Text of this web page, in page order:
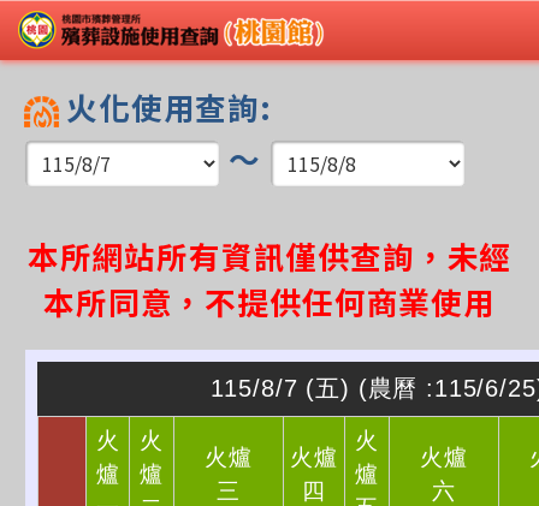
火化使用查詢:
～
本所網站所有資訊僅供查詢，未經
本所同意，不提供任何商業使用
115/8/7 (五) (農曆 :115/6/
火
爐
火
爐
火爐
三
火爐
四
火
爐
火爐
六